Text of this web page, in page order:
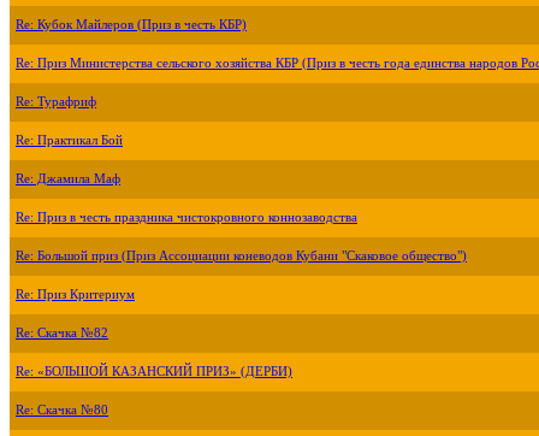
Re: Кубок Майлеров (Приз в честь КБР)
Re: Приз Министерства сельского хозяйства КБР (Приз в честь года единства народов
Re: Турафриф
Re: Практикал Бой
Re: Джамила Маф
Re: Приз в честь праздника чистокровного коннозаводства
Re: Большой приз (Приз Ассоциации коневодов Кубани "Скаковое общество")
Re: Приз Критериум
Re: Скачка №82
Re: «БОЛЬШОЙ КАЗАНСКИЙ ПРИЗ» (ДЕРБИ)
Re: Скачка №80